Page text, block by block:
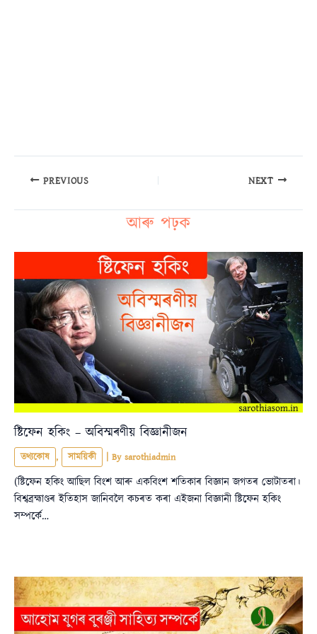
PREVIOUS NEXT
আৰু পঢ়ক
ষ্টিফেন হকিং – অবিস্মৰণীয় বিজ্ঞানীজন
তথ্যকোষ , সাময়িকী | By sarothiadmin
(ষ্টিফেন হকিং আছিল বিংশ আৰু একবিংশ শতিকাৰ বিজ্ঞান জগতৰ ভোটাতৰা।
বিশ্বব্ৰহ্মাণ্ডৰ ইতিহাস জানিবলৈ কচৰত কৰা এইজনা বিজ্ঞানী ষ্টিফেন হকিং
সম্পৰ্কে…